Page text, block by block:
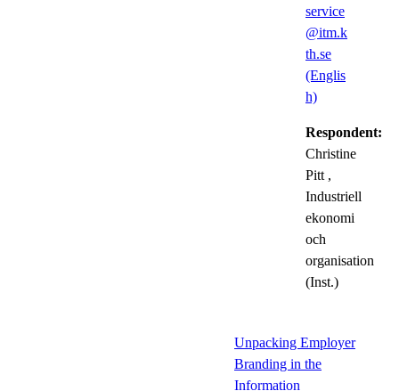
service
@itm.k
th.se
(Englis
h)
Respondent:
Christine
Pitt ,
Industriell
ekonomi
och
organisation
(Inst.)
Unpacking Employer
Branding in the
Information